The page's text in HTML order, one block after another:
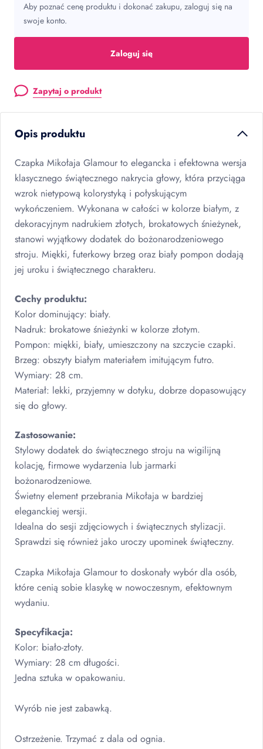
Aby poznać cenę produktu i dokonać zakupu, zaloguj się na
swoje konto.
Zaloguj się
Zapytaj o produkt
Opis produktu
Czapka Mikołaja Glamour to elegancka i efektowna wersja
klasycznego świątecznego nakrycia głowy, która przyciąga
wzrok nietypową kolorystyką i połyskującym
wykończeniem. Wykonana w całości w kolorze białym, z
dekoracyjnym nadrukiem złotych, brokatowych śnieżynek,
stanowi wyjątkowy dodatek do bożonarodzeniowego
stroju. Miękki, futerkowy brzeg oraz biały pompon dodają
jej uroku i świątecznego charakteru.
Cechy produktu:
Kolor dominujący: biały.
Nadruk: brokatowe śnieżynki w kolorze złotym.
Pompon: miękki, biały, umieszczony na szczycie czapki.
Brzeg: obszyty białym materiałem imitującym futro.
Wymiary: 28 cm.
Materiał: lekki, przyjemny w dotyku, dobrze dopasowujący
się do głowy.
Zastosowanie:
Stylowy dodatek do świątecznego stroju na wigilijną
kolację, firmowe wydarzenia lub jarmarki
bożonarodzeniowe.
Świetny element przebrania Mikołaja w bardziej
eleganckiej wersji.
Idealna do sesji zdjęciowych i świątecznych stylizacji.
Sprawdzi się również jako uroczy upominek świąteczny.
Czapka Mikołaja Glamour to doskonały wybór dla osób,
które cenią sobie klasykę w nowoczesnym, efektownym
wydaniu.
Specyfikacja:
Kolor: biało-złoty.
Wymiary: 28 cm długości.
Jedna sztuka w opakowaniu.
Wyrób nie jest zabawką.
Ostrzeżenie. Trzymać z dala od ognia.